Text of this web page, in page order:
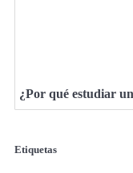
¿Por qué estudiar
Etiquetas